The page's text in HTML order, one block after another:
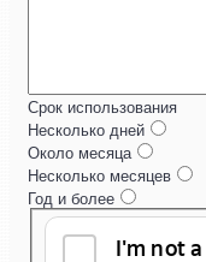
Срок использования
Несколько дней
Около месяца
Несколько месяцев
Год и более